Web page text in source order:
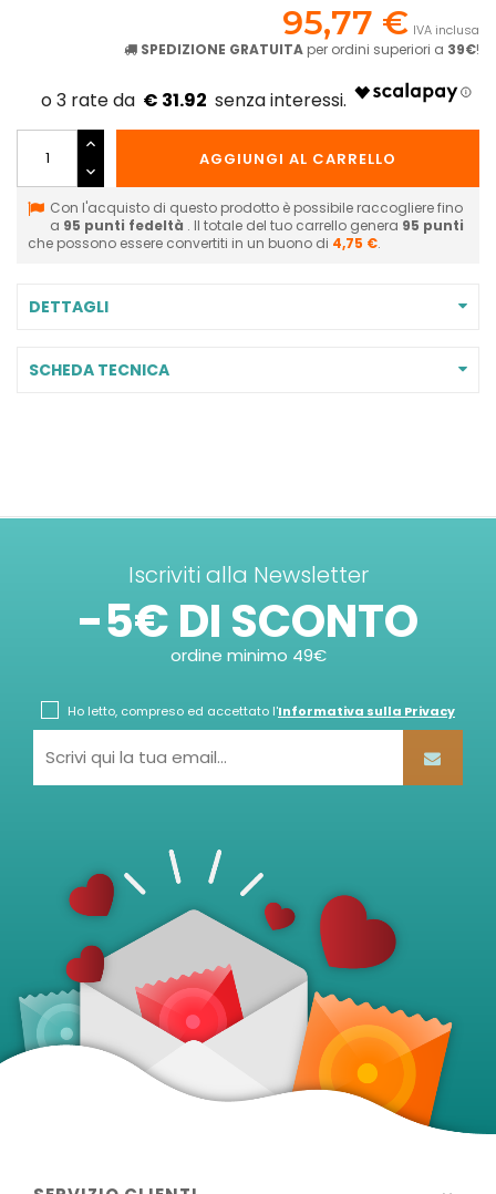
95,77 € IVA inclusa
SPEDIZIONE GRATUITA per ordini superiori a 39€!
€ 31.92
AGGIUNGI AL CARRELLO
Con l'acquisto di questo prodotto è possibile raccogliere fino
a 95 punti fedeltà . Il totale del tuo carrello genera 95 punti
che possono essere convertiti in un buono di 4,75 €.
DETTAGLI
SCHEDA TECNICA
Iscriviti alla Newsletter
-5€ DI SCONTO
ordine minimo 49€
Ho letto, compreso ed accettato l'Informativa sulla Privacy